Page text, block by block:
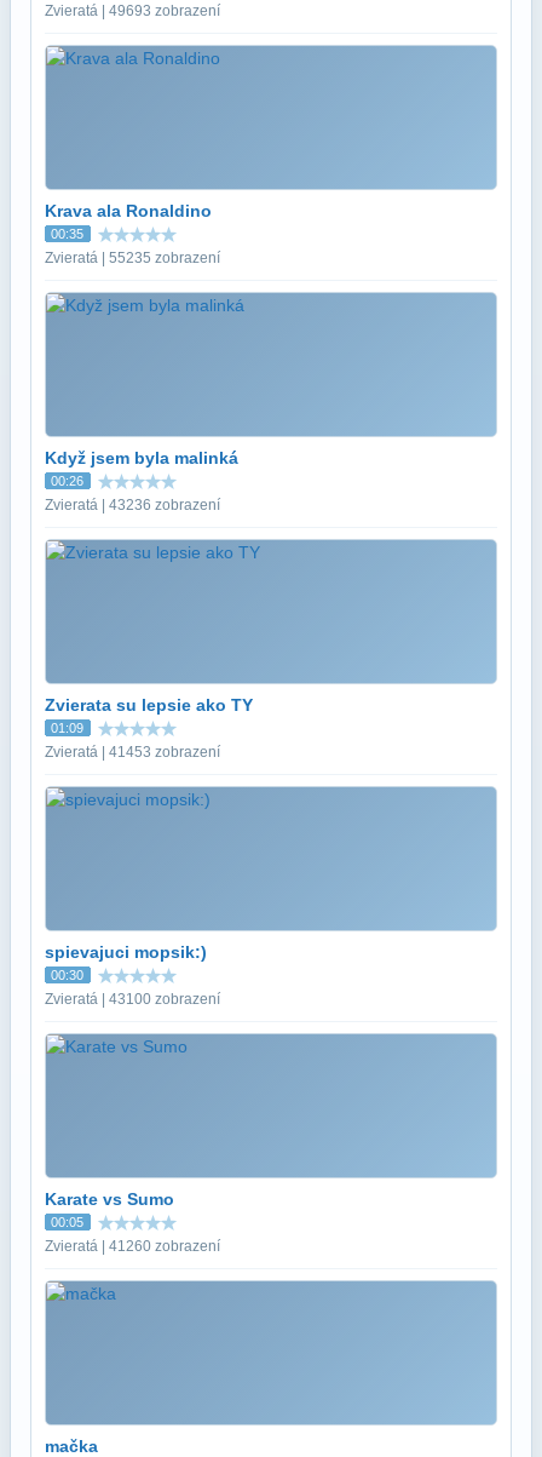
Zvieratá | 49693 zobrazení
Krava ala Ronaldino
00:35
Zvieratá | 55235 zobrazení
Když jsem byla malinká
00:26
Zvieratá | 43236 zobrazení
Zvierata su lepsie ako TY
01:09
Zvieratá | 41453 zobrazení
spievajuci mopsik:)
00:30
Zvieratá | 43100 zobrazení
Karate vs Sumo
00:05
Zvieratá | 41260 zobrazení
mačka